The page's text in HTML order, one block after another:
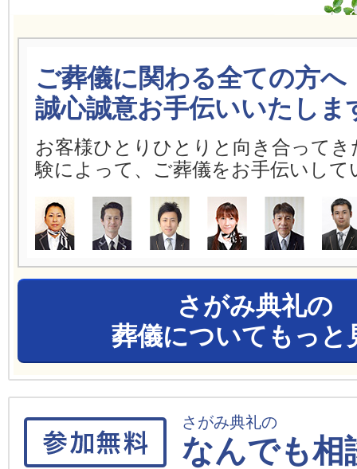
ご葬儀に関わる全ての方へ
誠心誠意お手伝いいたしま
お客様ひとりひとりと向き合ってき
験によって、ご葬儀をお手伝いして
さがみ典礼の
葬儀についてもっと
さがみ典礼の
なんでも相